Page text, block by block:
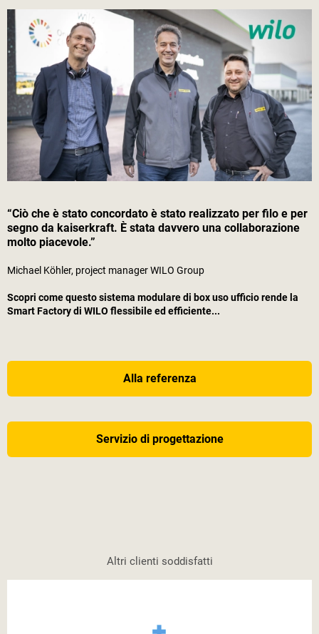
“Ciò che è stato concordato è stato realizzato per filo e per
segno da kaiserkraft. È stata davvero una collaborazione
molto piacevole.”
Michael Köhler, project manager WILO Group
Scopri come questo sistema modulare di box uso ufficio rende la
Smart Factory di WILO flessibile ed efficiente...
Alla referenza
Servizio di progettazione
Altri clienti soddisfatti